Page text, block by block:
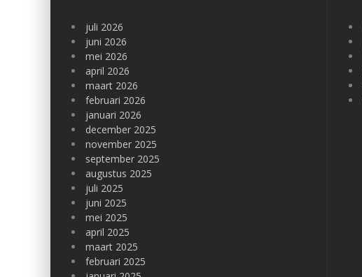
juli 2026
juni 2026
mei 2026
april 2026
maart 2026
februari 2026
januari 2026
december 2025
november 2025
september 2025
augustus 2025
juli 2025
juni 2025
mei 2025
april 2025
maart 2025
februari 2025